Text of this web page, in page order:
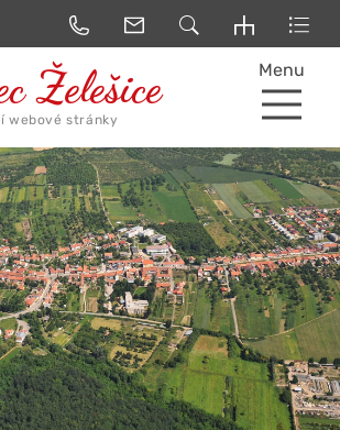
Menu